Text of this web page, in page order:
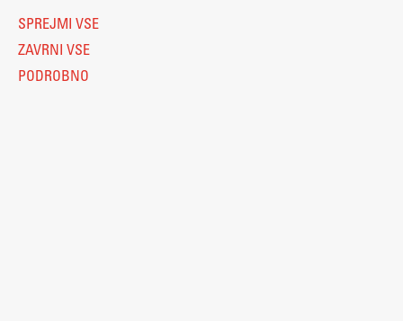
SPREJMI VSE
ZAVRNI VSE
PODROBNO